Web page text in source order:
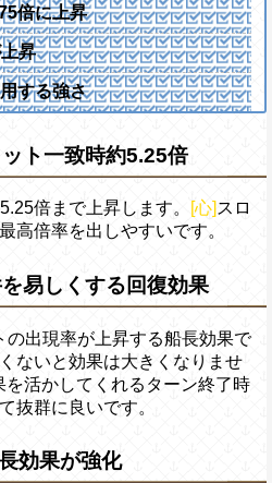
倍に上昇
昇
する強さ
ト一致時約5.25倍
倍まで上昇します。 [心] スロ
高倍率を出しやすいです。
易しくする回復効果
の出現率が上昇する船長効果で
ないと効果は大きくなりませ
活かしてくれるターン終了時
抜群に良いです。
効果が強化